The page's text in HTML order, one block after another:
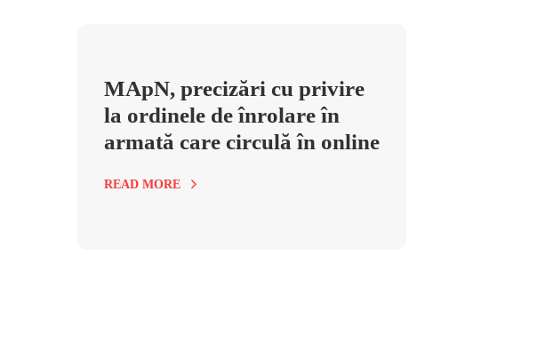
MApN, precizări cu privire
la ordinele de înrolare în
armată care circulă în online
READ MORE